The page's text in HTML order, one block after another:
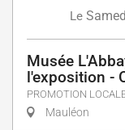
Le
Musée
l'exposition -
PROMOTION
Mauléon